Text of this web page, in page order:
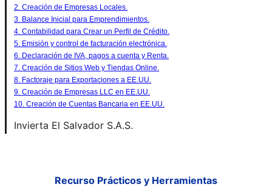
2. Creación de Empresas Locales.
3. Balance Inicial para Emprendimientos.
4. Contabilidad para Crear un Perfil de Crédito.
5. Emisión y control de facturación electrónica.
6. Declaración de IVA, pagos a cuenta y Renta.
7. Creación de Sitios Web y Tiendas Online.
8. Factoraje para Exportaciones a EE.UU.
9. Creación de Empresas LLC en EE.UU.
10. Creación de Cuentas Bancaria en EE.UU.
Invierta El Salvador S.A.S.
Recurso Prácticos y Herramientas